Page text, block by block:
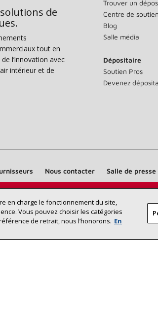
un dépositaire Lennox près
chez vous
de
tout en
l’innovation avec
intérieur et de
Trouver un
Centre de soutien
Blog
Salle média
Dépositaire
Soutien Pros
Devenez
Nous contacter Salle de presse
en charge le fonctionnement du site,
Vous pouvez choisir les catégories
de retrait, nous l’honorons. En